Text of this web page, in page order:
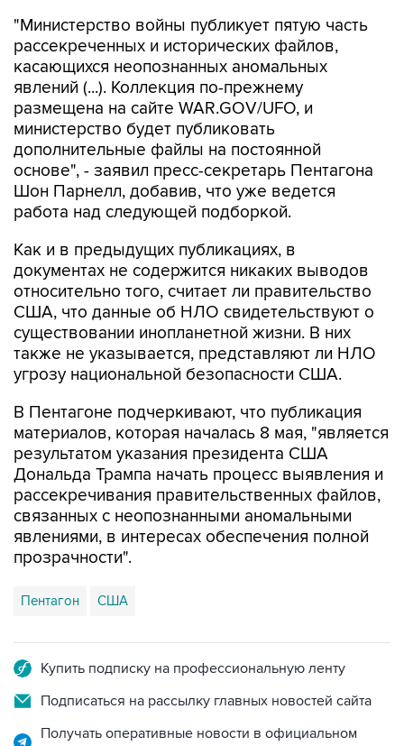
"Министерство войны публикует пятую часть
рассекреченных и исторических файлов,
касающихся неопознанных аномальных
явлений (...). Коллекция по-прежнему
размещена на сайте WAR.GOV/UFO, и
министерство будет публиковать
дополнительные файлы на постоянной
основе", - заявил пресс-секретарь Пентагона
Шон Парнелл, добавив, что уже ведется
работа над следующей подборкой.
Как и в предыдущих публикациях, в
документах не содержится никаких выводов
относительно того, считает ли правительство
США, что данные об НЛО свидетельствуют о
существовании инопланетной жизни. В них
также не указывается, представляют ли НЛО
угрозу национальной безопасности США.
В Пентагоне подчеркивают, что публикация
материалов, которая началась 8 мая, "является
результатом указания президента США
Дональда Трампа начать процесс выявления и
рассекречивания правительственных файлов,
связанных с неопознанными аномальными
явлениями, в интересах обеспечения полной
прозрачности".
Пентагон США
Купить подписку на профессиональную ленту
Подписаться на рассылку главных новостей сайта
Получать оперативные новости в официальном